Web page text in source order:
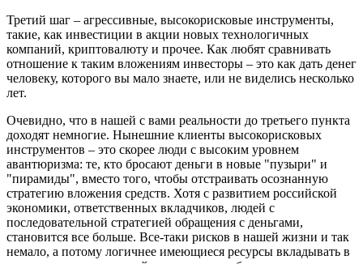
Третий шаг – агрессивные, высокорисковые инструменты,
такие, как инвестиции в акции новых технологичных
компаний, криптовалюту и прочее. Как любят сравнивать
отношение к таким вложениям инвесторы – это как дать денег
человеку, которого вы мало знаете, или не виделись несколько
лет.
Очевидно, что в нашей с вами реальности до третьего пункта
доходят немногие. Нынешние клиенты высокорисковых
инструментов – это скорее люди с высоким уровнем
авантюризма: те, кто бросают деньги в новые "пузыри" и
"пирамиды", вместо того, чтобы отстраивать осознанную
стратегию вложения средств. Хотя с развитием российской
экономики, ответственных вкладчиков, людей с
последовательной стратегией обращения с деньгами,
становится все больше. Все-таки рисков в нашей жизни и так
немало, а потому логичнее имеющиеся ресурсы вкладывать в